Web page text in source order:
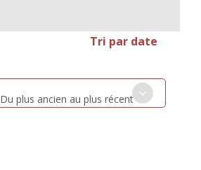
Tri par date
Du plus ancien au plus récent